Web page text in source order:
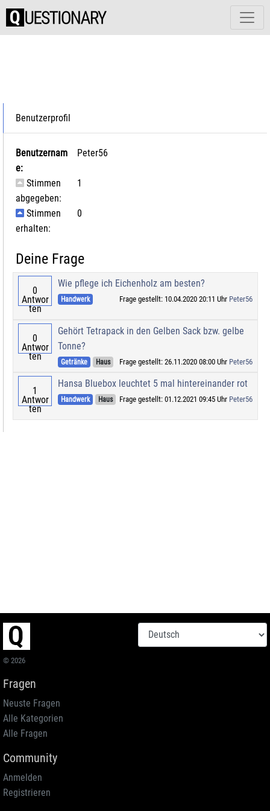
Benutzerprofil
Benutzernam
e:
Peter56
Stimmen
abgegeben:
1
Stimmen
erhalten:
0
Deine Frage
0
Antwor
ten
Wie pflege ich Eichenholz am besten?
Handwerk Frage gestellt: 10.04.2020 20:11 Uhr Peter56
0
Antwor
ten
Gehört Tetrapack in den Gelben Sack bzw. gelbe
Tonne?
Getränke Haus Frage gestellt: 26.11.2020 08:00 Uhr Peter56
1
Antwor
ten
Hansa Bluebox leuchtet 5 mal hintereinander rot
Handwerk Haus Frage gestellt: 01.12.2021 09:45 Uhr Peter56
© 2026
Fragen
Neuste Fragen
Alle Kategorien
Alle Fragen
Community
Anmelden
Registrieren